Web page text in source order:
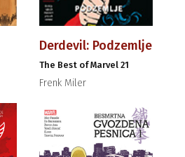
Derdevil: Podzemlje
The Best of Marvel 21
Frenk Miler